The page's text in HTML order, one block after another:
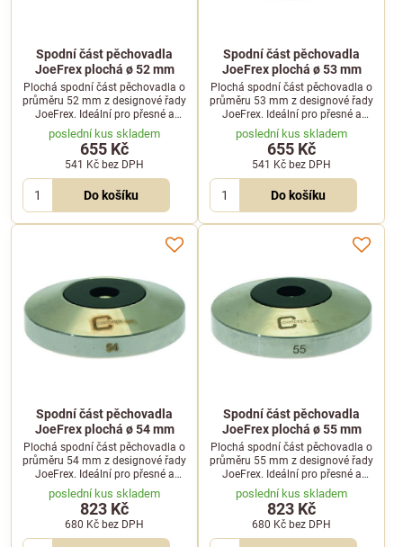
Spodní část pěchovadla
JoeFrex plochá ø 52 mm
Plochá spodní část pěchovadla o
průměru 52 mm z designové řady
JoeFrex. Ideální pro přesné a
rovnoměrné stlačení mleté kávy v
portafiltru kávovaru.
poslední kus skladem
655 Kč
541 Kč bez DPH
Do košíku
Spodní část pěchovadla
JoeFrex plochá ø 53 mm
Plochá spodní část pěchovadla o
průměru 53 mm z designové řady
JoeFrex. Ideální pro přesné a
rovnoměrné stlačení mleté kávy v
portafiltru kávovaru.
poslední kus skladem
655 Kč
541 Kč bez DPH
Do košíku
Spodní část pěchovadla
JoeFrex plochá ø 54 mm
Plochá spodní část pěchovadla o
průměru 54 mm z designové řady
JoeFrex. Ideální pro přesné a
rovnoměrné stlačení mleté kávy v
portafiltru kávovaru.
poslední kus skladem
823 Kč
680 Kč bez DPH
Spodní část pěchovadla
JoeFrex plochá ø 55 mm
Plochá spodní část pěchovadla o
průměru 55 mm z designové řady
JoeFrex. Ideální pro přesné a
rovnoměrné stlačení mleté kávy v
portafiltru kávovaru.
poslední kus skladem
823 Kč
680 Kč bez DPH